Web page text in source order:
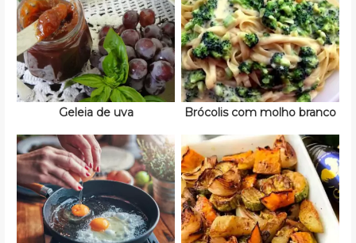
Geleia de uva Brócolis com molho branco